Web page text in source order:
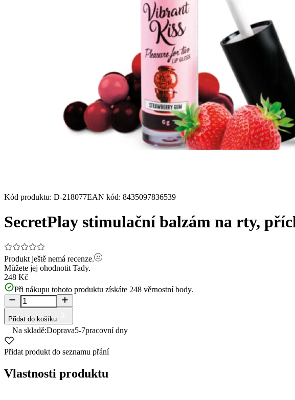
Kód produktu: D-218077EAN kód: 8435097836539
SecretPlay stimulační balzám na rty,
Produkt ještě nemá recenze.
Můžete jej ohodnotit Tady.
248 Kč
Při nákupu tohoto produktu získáte 248 věrnostní body.
Přidat do košíku
Na skladě:Doprava5-7pracovní dny
Přidat produkt do seznamu přání
Vlastnosti produktu